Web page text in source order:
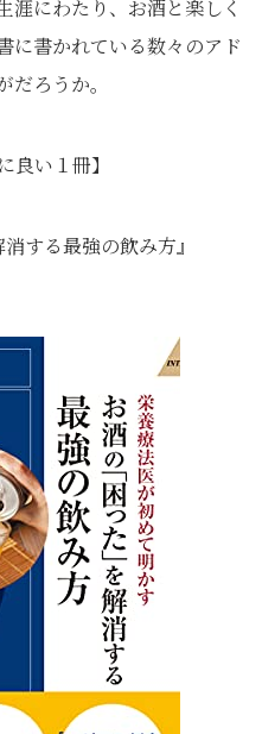
涯にわたり、お酒と楽しく
に書かれている数々のアド
ろうか。
良い１冊】
する最強の飲み方』